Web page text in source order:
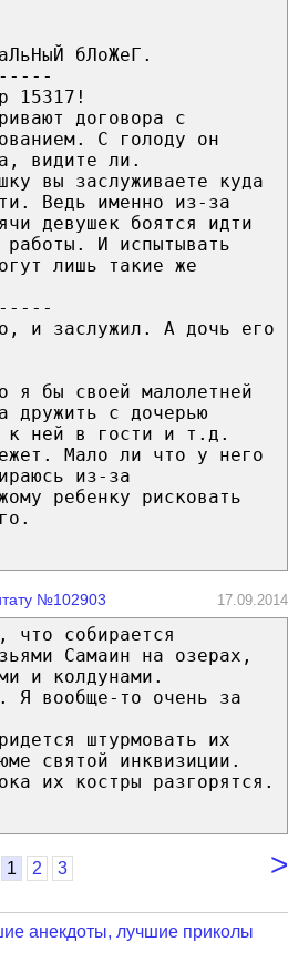
бЛоЖеГ.
15317!
договора с
С голоду он
видите ли.
вы заслуживаете куда
Ведь именно из-за
девушек боятся идти
И испытывать
лишь такие же
и заслужил. А дочь его
я бы своей малолетней
дружить с дочерью
к ней в гости и т.д.
Мало ли что у него
из-за
ребенку рисковать
№102903 17.09.2014
что собирается
Самаин на озерах,
и колдунами.
Я вообще-то очень за
штурмовать их
святой инквизиции.
их костры разгорятся.
>
1 2 3
анекдоты, лучшие приколы